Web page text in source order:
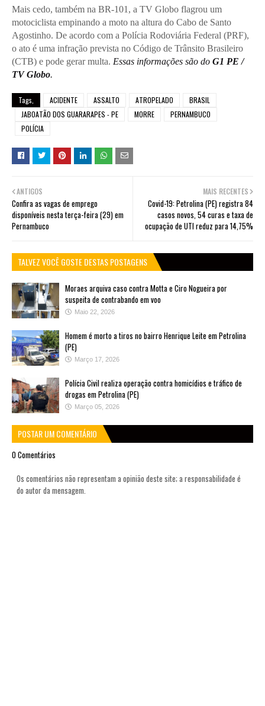
Mais cedo, também na BR-101, a TV Globo flagrou um
motociclista empinando a moto na altura do Cabo de Santo
Agostinho. De acordo com a Polícia Rodoviária Federal (PRF),
o ato é uma infração prevista no Código de Trânsito Brasileiro
(CTB) e pode gerar multa. Essas informações são do G1 PE /
TV Globo.
Tags, ACIDENTE ASSALTO ATROPELADO
BRASIL
JABOATÃO DOS GUARARAPES - PE
MORRE
PERNAMBUCO
POLÍCIA
MAIS RECENTES
Covid-19: Petrolina (PE) registra 84
casos novos, 54 curas e taxa de
ocupação de UTI reduz para 14,75%
ANTIGOS
Confira as vagas de emprego
disponíveis nesta terça-feira (29) em
Pernambuco
TALVEZ VOCÊ GOSTE DESTAS POSTAGENS
Moraes arquiva caso contra Motta e Ciro Nogueira por
suspeita de contrabando em voo
Maio 22, 2026
Homem é morto a tiros no bairro Henrique Leite em Petrolina
(PE)
Março 17, 2026
Polícia Civil realiza operação contra homicídios e tráfico de
drogas em Petrolina (PE)
Março 05, 2026
POSTAR UM COMENTÁRIO
0 Comentários
Os comentários não representam a opinião deste site; a responsabilidade é
do autor da mensagem.